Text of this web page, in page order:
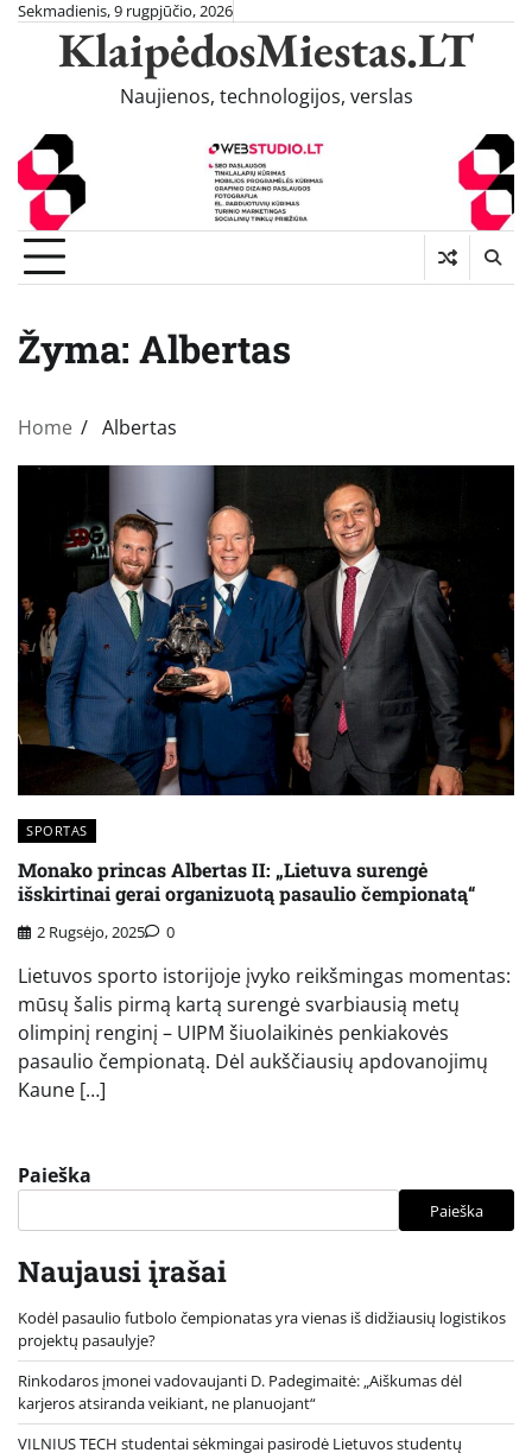
Skip
content
Sekmadienis, 9 rugpjūčio, 2026
KlaipėdosMiestas.LT
Naujienos, technologijos, verslas
Žyma: Albertas
Home Albertas
SPORTAS
Monako princas Albertas II: „Lietuva surengė
išskirtinai gerai organizuotą pasaulio čempionatą“
2 Rugsėjo, 2025 0
Lietuvos sporto istorijoje įvyko reikšmingas momentas:
mūsų šalis pirmą kartą surengė svarbiausią metų
olimpinį renginį – UIPM šiuolaikinės penkiakovės
pasaulio čempionatą. Dėl aukščiausių apdovanojimų
Kaune […]
Paieška
Paieška
Naujausi įrašai
Kodėl pasaulio futbolo čempionatas yra vienas iš didžiausių logistikos
projektų pasaulyje?
Rinkodaros įmonei vadovaujanti D. Padegimaitė: „Aiškumas dėl
karjeros atsiranda veikiant, ne planuojant“
VILNIUS TECH studentai sėkmingai pasirodė Lietuvos studentų